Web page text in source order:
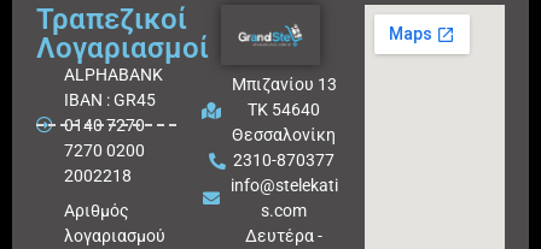
Τραπεζικοί
Λογαριασμοί
ALPHABANK
IBAN : GR45
0140 7270
7270 0200
2002218
Aριθμός
λογαριασμού
Μπιζανίου 13
ΤΚ 54640
Θεσσαλονίκη
2310-870377
info@stelekati
s.com
Δευτέρα -